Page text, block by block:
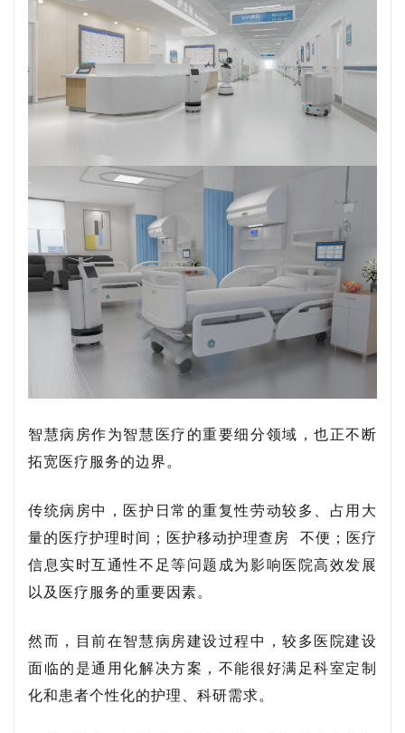
智慧病房作为智慧医疗的重要细分领域，也正不断
拓宽医疗服务的边界。
传统病房中，医护日常的重复性劳动较多、占用大
量的医疗护理时间；医护移动护理查房 不便；医疗
信息实时互通性不足等问题成为影响医院高效发展
以及医疗服务的重要因素。
然而，目前在智慧病房建设过程中，较多医院建设
面临的是通用化解决方案，不能很好满足科室定制
化和患者个性化的护理、科研需求。